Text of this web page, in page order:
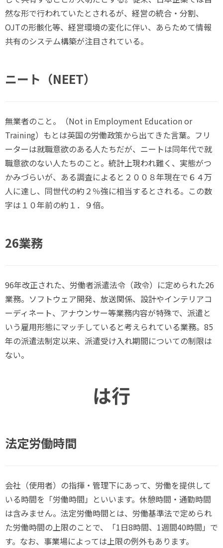
然な形で行われていたとされるが、経営の統合・分割、
OJTの形骸化等、経営環境の変化に伴い、あらためて情報
共有のシステム構築が注目されている。
ニート（NEET）
無業者のこと。（Not in Employment Education or
Training）もとは英国の労働政策から出てきた言葉。フリ
ーターは就職意欲のある人たちだが、ニートは同年代で就
職意欲のない人たちのこと。統計上現われ難く、実態がつ
かみづらいが、ある調査によると２００８年現在で６４万
人に達し、同世代の約２％強に相当するとされる。この数
字は１０年前の約１．９倍。
26業務
96年改正された、労働者派遣法令（政令）に定められた26
業務。ソフトウェア開発、放送関係、設計やインテリアコ
ーディネート、アナウンサー等業務内容が特殊で、派遣と
いう雇用形態にマッチしていると考えられている業務。85
年の派遣法制定以来、派遣受け入れ期間についての制限は
ない。
は行
法定労働時間
会社（使用者）の指揮・管理下にあって、労働を提供して
いる時間を「労働時間」といいます。休憩時間・通勤時間
は含みません。法定労働時間とは、労働基準法で定められ
た労働時間の上限のことで、「1日8時間、1週間40時間」で
す。なお、事業場によっては上限の例外もあります。